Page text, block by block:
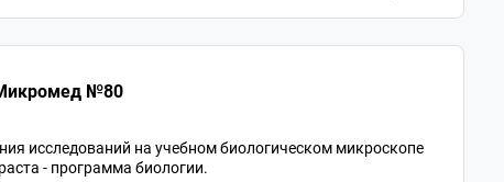
№80
исследований на учебном биологическом микроскопе
- программа биологии.